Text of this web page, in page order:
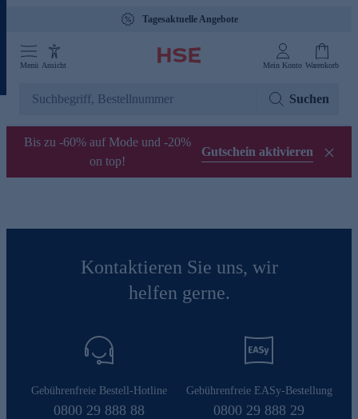
Tagesaktuelle Angebote
Menü Ansicht Mein Konto Warenkorb
Suchen
Bis zu -60% auf Mode und -20%
on top!
Gutschein aktivieren
Kontaktieren Sie uns, wir
helfen gerne.
Gebührenfreie Bestell-Hotline
0800 29 888 88
Gebührenfreie EASy-Bestellung
0800 29 888 29